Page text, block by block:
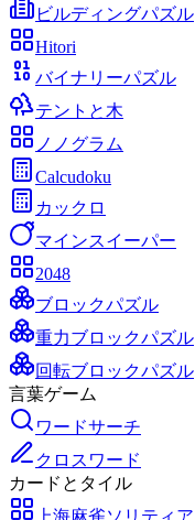
ビルディングパズル
Hitori
バイナリーパズル
テントと木
ノノグラム
Calcudoku
カックロ
マインスイーパー
2048
ブロックパズル
重力ブロックパズル
回転ブロックパズル
言葉ゲーム
ワードサーチ
クロスワード
カードとタイル
上海麻雀ソリティア